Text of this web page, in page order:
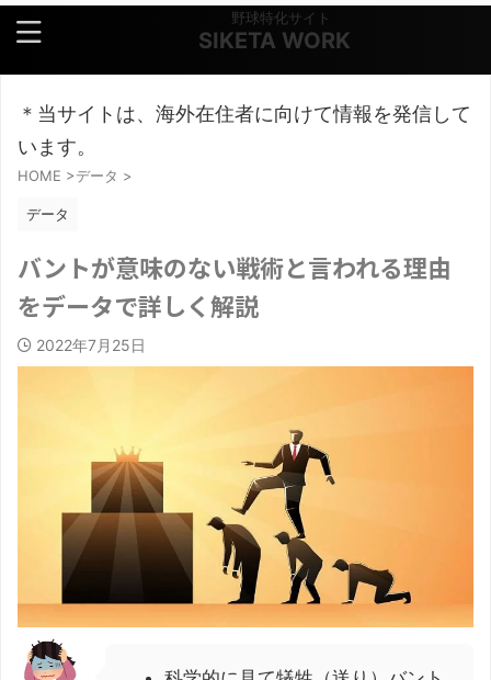
野球特化サイト
SIKETA WORK
＊当サイトは、海外在住者に向けて情報を発信して
います。
HOME >データ >
データ
バントが意味のない戦術と言われる理由
をデータで詳しく解説
2022年7月25日